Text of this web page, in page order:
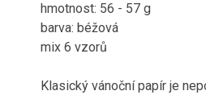
hmotnost: 56 - 57 g
barva: béžová
mix 6 vzorů
Klasický vánoční papír je